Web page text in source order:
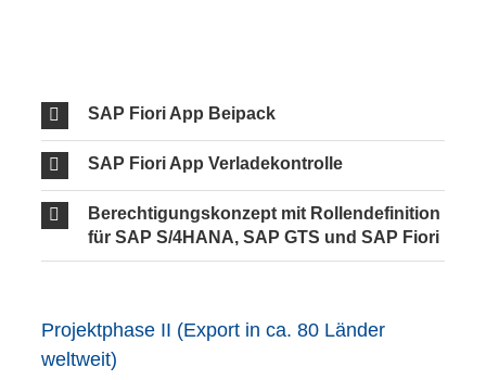
SAP Fiori App Beipack
SAP Fiori App Verladekontrolle
Berechtigungskonzept mit Rollendefinition
für SAP S/4HANA, SAP GTS und SAP Fiori
Projektphase II (Export in ca. 80 Länder
weltweit)